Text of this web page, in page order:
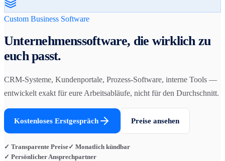
Custom Business Software
Unternehmenssoftware, die wirklich zu
euch passt.
CRM-Systeme, Kundenportale, Prozess-Software, interne Tools —
entwickelt exakt für eure Arbeitsabläufe, nicht für den Durchschnitt.
Kostenloses Erstgespräch Preise ansehen
✓ Transparente Preise✓ Monatlich kündbar
✓ Persönlicher Ansprechpartner